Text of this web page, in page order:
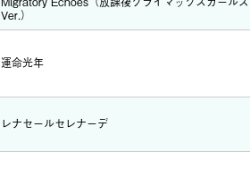
Ver.）
運命光年
レナセールセレナーデ